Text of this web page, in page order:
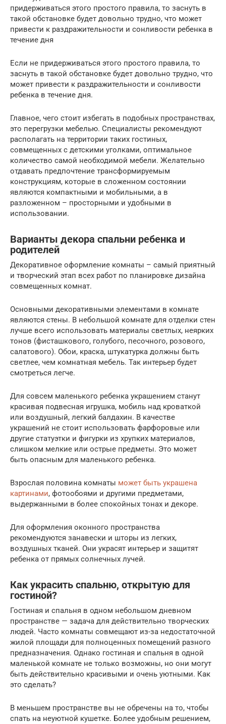
придерживаться этого простого правила, то заснуть в
такой обстановке будет довольно трудно, что может
привести к раздражительности и сонливости ребенка в
течение дня
Если не придерживаться этого простого правила, то
заснуть в такой обстановке будет довольно трудно, что
может привести к раздражительности и сонливости
ребенка в течение дня.
Главное, чего стоит избегать в подобных пространствах,
это перегрузки мебелью. Специалисты рекомендуют
располагать на территории таких гостиных,
совмещенных с детскими уголками, оптимальное
количество самой необходимой мебели. Желательно
отдавать предпочтение трансформируемым
конструкциям, которые в сложенном состоянии
являются компактными и мобильными, а в
разложенном – просторными и удобными в
использовании.
Варианты декора спальни ребенка и
родителей
Декоративное оформление комнаты – самый приятный
и творческий этап всех работ по планировке дизайна
совмещенных комнат.
Основными декоративными элементами в комнате
являются стены. В небольшой комнате для отделки стен
лучше всего использовать материалы светлых, неярких
тонов (фисташкового, голубого, песочного, розового,
салатового). Обои, краска, штукатурка должны быть
светлее, чем комнатная мебель. Так интерьер будет
смотреться легче.
Для совсем маленького ребенка украшением станут
красивая подвесная игрушка, мобиль над кроваткой
или воздушный, легкий балдахин. В качестве
украшений не стоит использовать фарфоровые или
другие статуэтки и фигурки из хрупких материалов,
слишком мелкие или острые предметы. Это может
быть опасным для маленького ребенка.
Взрослая половина комнаты может быть украшена
картинами, фотообоями и другими предметами,
выдержанными в более спокойных тонах и декоре.
Для оформления оконного пространства
рекомендуются занавески и шторы из легких,
воздушных тканей. Они украсят интерьер и защитят
ребенка от прямых солнечных лучей.
Как украсить спальню, открытую для
гостиной?
Гостиная и спальня в одном небольшом дневном
пространстве — задача для действительно творческих
людей. Часто комнаты совмещают из-за недостаточной
жилой площади для полноценных помещений разного
предназначения. Однако гостиная и спальня в одной
маленькой комнате не только возможны, но они могут
быть действительно красивыми и очень уютными. Как
это сделать?
В меньшем пространстве вы не обречены на то, чтобы
спать на неуютной кушетке. Более удобным решением,